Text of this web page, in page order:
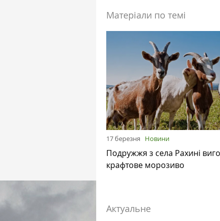
Матеріали по темі
17 березня Новини
Подружжя з села Рахині
крафтове морозиво
Актуальне